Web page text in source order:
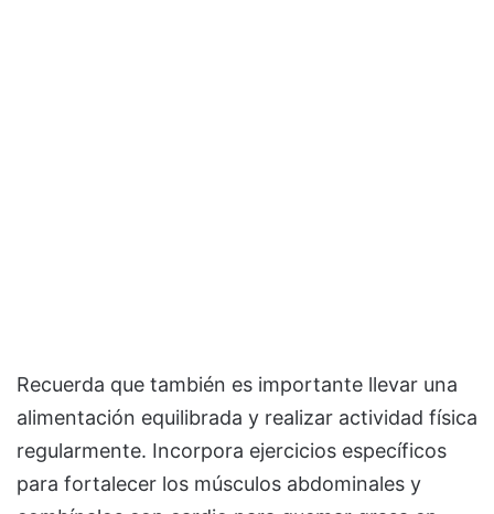
Recuerda que también es importante llevar una
alimentación equilibrada y realizar actividad física
regularmente. Incorpora ejercicios específicos
para fortalecer los músculos abdominales y